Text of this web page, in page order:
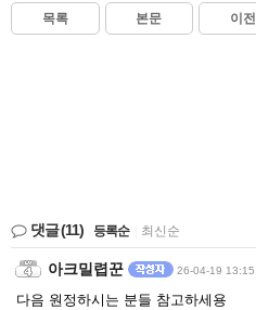
목록 본문 이전
댓글(11) 등록순 최신순
아크밀렵꾼 26-04-19 13:15
다음 원정하시는 분들 참고하세용